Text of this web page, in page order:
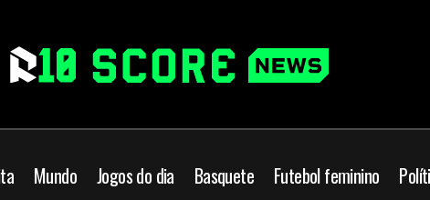
Mundo Jogos do dia Basquete Futebol feminino